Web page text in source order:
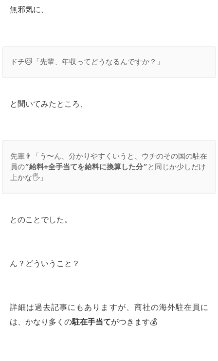
無邪気に、
ドチ🐱「先輩、年収ってどうなるんですか？」
と聞いてみたところ、
先輩👨「う〜ん、分かりやすくいうと、ウチのその国の駐在
員の”給料+全手当てを給料に換算した分”と同じか少しだけ
上かな🖐」
とのことでした。
ん？どういうこと？
詳細は過去記事にもありますが、商社の海外駐在員に
は、かなり多くの駐在手当てがつきます💰